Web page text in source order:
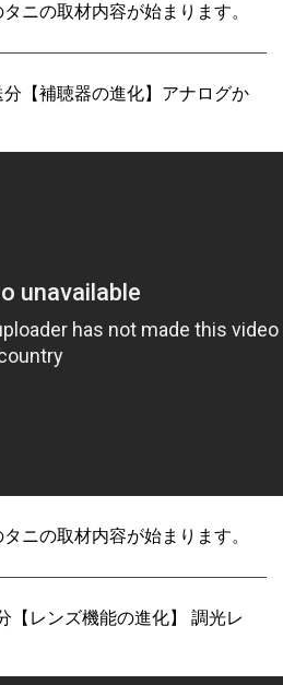
ニの取材内容が始まります。
【補聴器の進化】アナログか
ニの取材内容が始まります。
【レンズ機能の進化】 調光レ